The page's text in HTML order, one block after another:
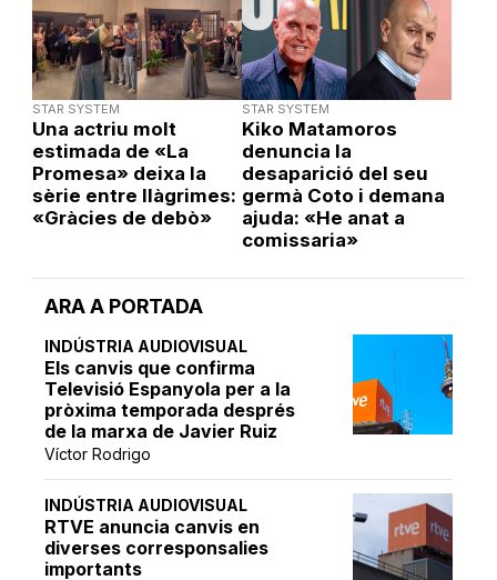
ARA A PORTADA
INDÚSTRIA AUDIOVISUAL
Els canvis que confirma
Televisió Espanyola per a la
pròxima temporada després
de la marxa de Javier Ruiz
Víctor Rodrigo
INDÚSTRIA AUDIOVISUAL
RTVE anuncia canvis en
diverses corresponsalies
importants
STAR SYSTEM
Una actriu molt
estimada de «La
Promesa» deixa la
sèrie entre llàgrimes:
«Gràcies de debò»
STAR SYSTEM
Kiko Matamoros
denuncia la
desaparició del seu
germà Coto i demana
ajuda: «He anat a
comissaria»